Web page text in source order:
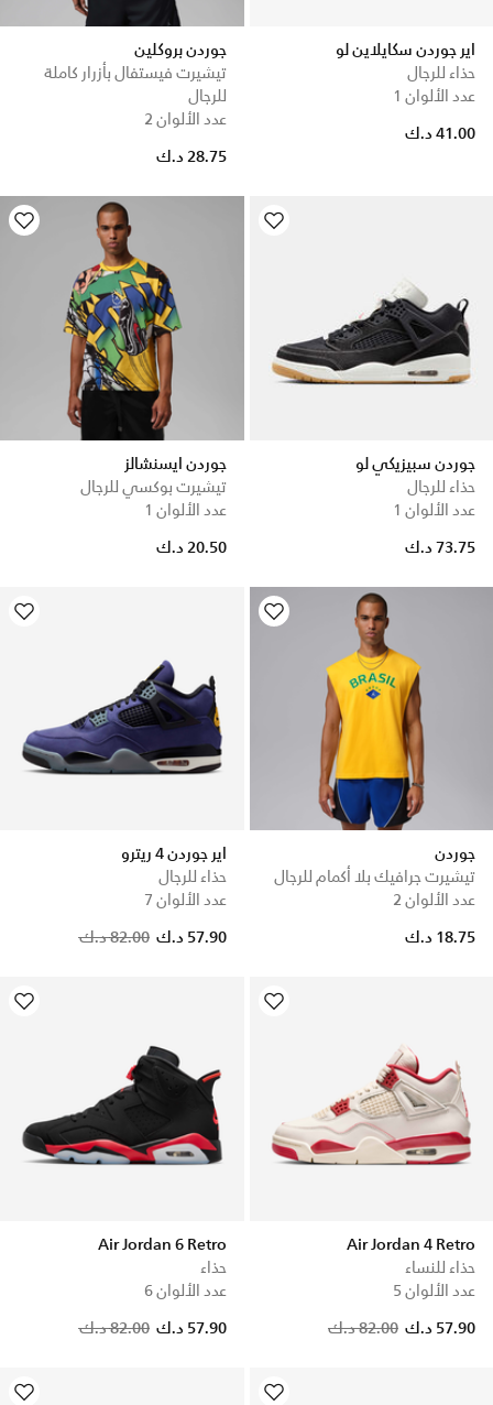
اير جوردن سكايلاين لو
حذاء للرجال
عدد الألوان 1
41.00 د.ك
جوردن بروكلين
تيشيرت فيستفال بأزرار كاملة
للرجال
عدد الألوان 2
28.75 د.ك
جوردن سبيزيكي لو
حذاء للرجال
عدد الألوان 1
73.75 د.ك
جوردن ايسنشالز
تيشيرت بوكسي للرجال
عدد الألوان 1
20.50 د.ك
جوردن
تيشيرت جرافيك بلا أكمام للرجال
عدد الألوان 2
18.75 د.ك
اير جوردن 4 ريترو
حذاء للرجال
عدد الألوان 7
Price reduced from
82.00 د.ك to 57.90 د.ك
Air Jordan 4 Retro
حذاء للنساء
عدد الألوان 5
Price reduced from
82.00 د.ك to 57.90 د.ك
Air Jordan 6 Retro
حذاء
عدد الألوان 6
Price reduced from
82.00 د.ك to 57.90 د.ك